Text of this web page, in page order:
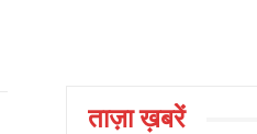
ताज़ा ख़बरें